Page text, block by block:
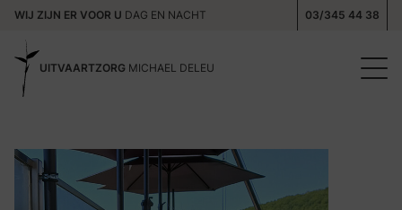
WIJ ZIJN ER VOOR U DAG EN NACHT 03/345 44 38
UITVAARTZORG MICHAEL DELEU